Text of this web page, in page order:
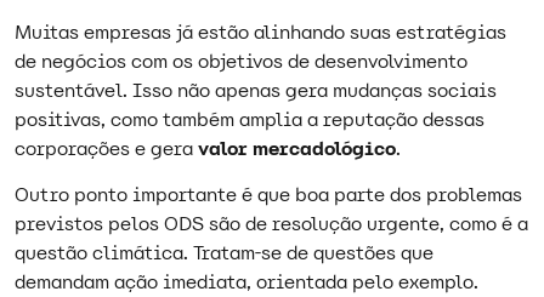
Muitas empresas já estão alinhando suas estratégias
de negócios com os objetivos de desenvolvimento
sustentável. Isso não apenas gera mudanças sociais
positivas, como também amplia a reputação dessas
corporações e geravalor mercadológico.
Outro ponto importante é que boa parte dos problemas
previstos pelos ODS são de resolução urgente, como é a
questão climática. Tratam-se de questões que
demandam ação imediata, orientada pelo exemplo.